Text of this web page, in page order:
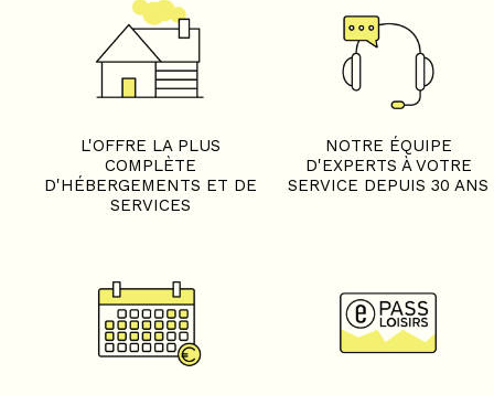
L'OFFRE LA PLUS
COMPLÈTE
D'HÉBERGEMENTS ET DE
SERVICES
NOTRE ÉQUIPE
D'EXPERTS À VOTRE
SERVICE DEPUIS 30 ANS